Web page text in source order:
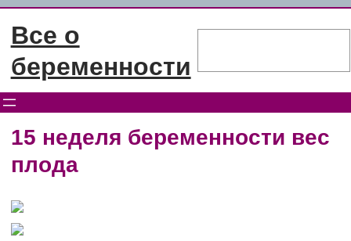
Перейти
содержимому
Все о
беременности
15 неделя беременности вес
плода